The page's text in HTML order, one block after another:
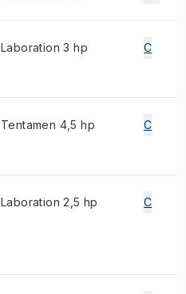
Laboration 3 hp C
Tentamen 4,5 hp C
Laboration 2,5 hp C